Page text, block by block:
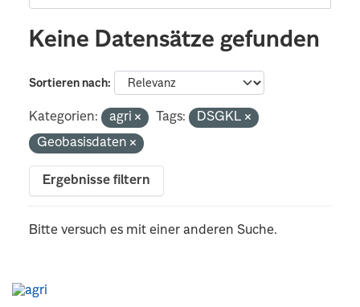
Keine Datensätze gefunden
Sortieren nach
Kategorien: agri Tags:
DSGKL
Geobasisdaten
Ergebnisse filtern
Bitte versuch es mit einer anderen Suche.